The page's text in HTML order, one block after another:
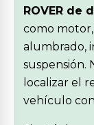
ROVER de
como
alumbrado,
suspensión.
localizar el
vehículo